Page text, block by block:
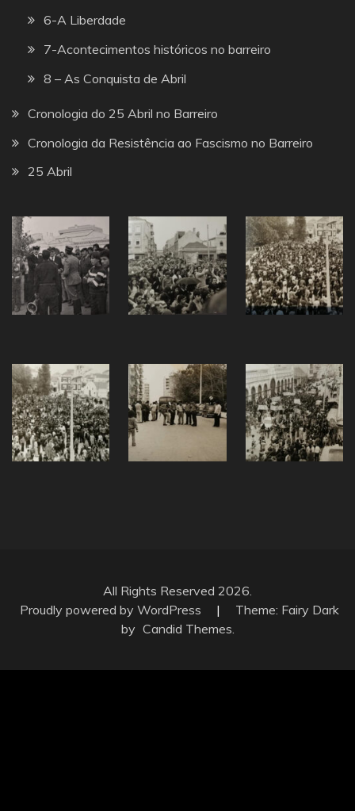
6-A Liberdade
7-Acontecimentos históricos no barreiro
8 – As Conquista de Abril
Cronologia do 25 Abril no Barreiro
Cronologia da Resistência ao Fascismo no Barreiro
25 Abril
All Rights Reserved 2026.
Proudly powered by WordPress
|
Theme: Fairy Dark
by Candid Themes